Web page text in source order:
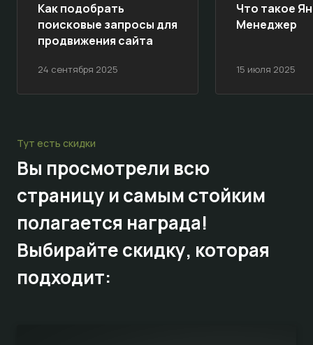
24 сентября 2025
Как подобрать
поисковые запросы для
продвижения сайта
15 июля 2025
Что такое
Менеджер
Тут есть скидки
Вы просмотрели всю
страницу и самым стойким
полагается награда!
Выбирайтескидку, которая
подходит: